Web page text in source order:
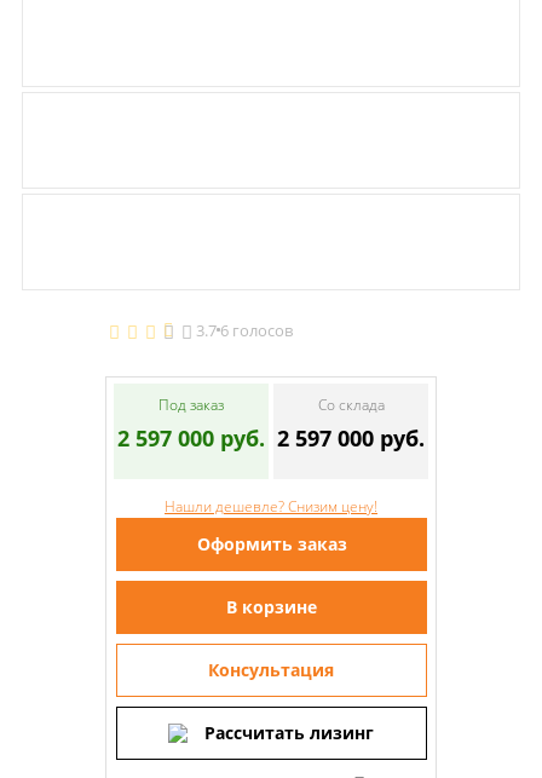
3.7 6 голосов
Под заказ
2 597 000 руб.
Со склада
2 597 000 руб.
Нашли дешевле? Снизим цену!
Оформить заказ
В корзине
Консультация
Рассчитать лизинг